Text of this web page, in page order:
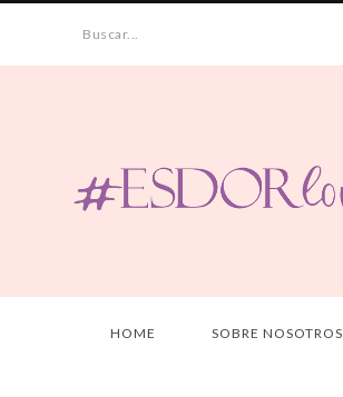
Buscar...
HOME SOBRE NOSOTROS